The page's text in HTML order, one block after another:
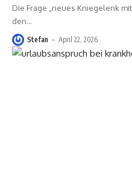
Die Frage „neues Kniegelenk
den…
Stefan April 22, 2026